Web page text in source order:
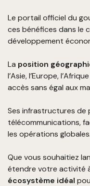
Le portail officiel du
ces bénéfices dans le
développement
La position
l’Asie, l’Europe,
accès sans égal aux
Ses infrastructures
télécommunications,
les opérations globales.
Que vous souhaitiez
étendre votre activité
écosystème idéal